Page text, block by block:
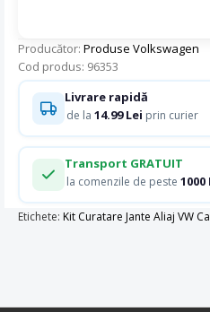
Producător: Produse Volkswagen
Cod produs: 96353
Livrare rapidă
de la 14.99 Lei prin curier
Transport GRATUIT
la comenzile de peste 1000
Etichete: Kit Curatare Jante Aliaj VW